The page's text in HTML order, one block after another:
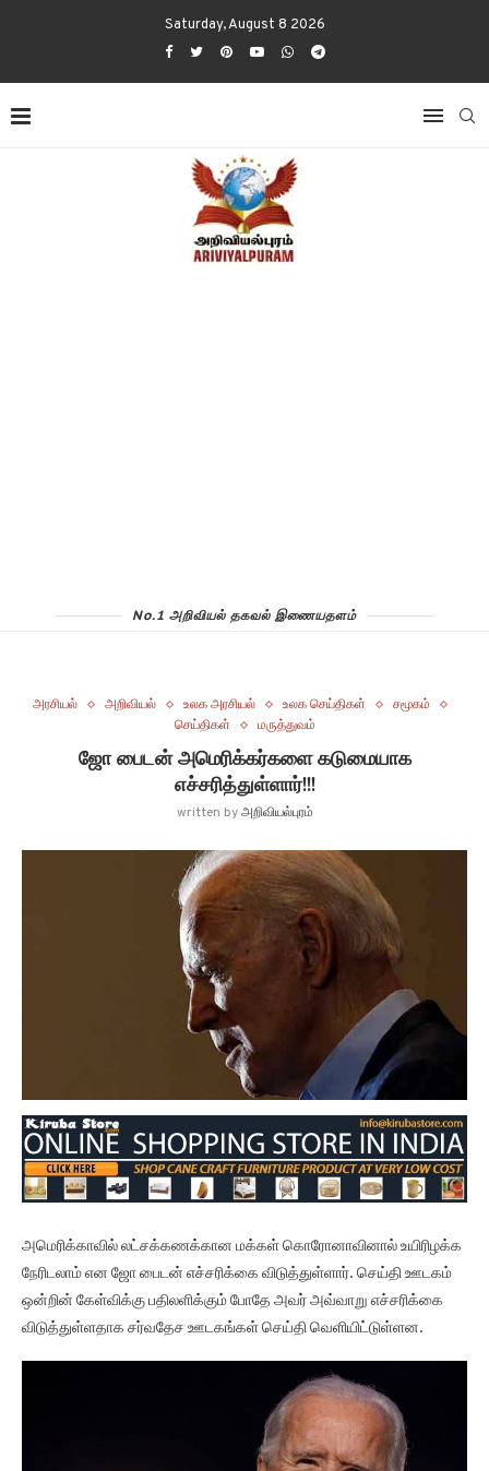
Saturday, August 8 2026
No.1 அறிவியல் தகவல் இணையதளம்
அரசியல் அறிவியல் உலக அரசியல் உலக செய்திகள்
சமூகம்
செய்திகள்
மருத்துவம்
ஜோ பைடன் அமெரிக்கர்களை கடுமையாக
எச்சரித்துள்ளார்!!!
written byஅறிவியல்புரம்
அமெரிக்காவில் லட்சக்கணக்கான மக்கள் கொரோனாவினால் உயிரிழக்க
நேரிடலாம் என ஜோ பைடன் எச்சரிக்கை விடுத்துள்ளார். செய்தி ஊடகம்
ஒன்றின் கேள்விக்கு பதிலளிக்கும் போதே அவர் அவ்வாறு எச்சரிக்கை
விடுத்துள்ளதாக சர்வதேச ஊடகங்கள் செய்தி வெளியிட்டுள்ளன.